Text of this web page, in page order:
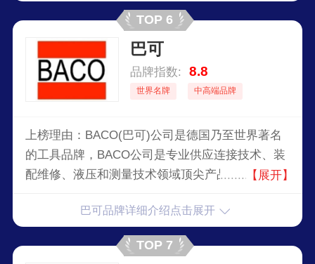
品和自行车，也为集团旗下公司所生。并以其丰富
的种类而深受大家喜爱。
TOP 6
巴可
品牌指数: 8.8
世界名牌 中高端品牌
上榜理由：BACO(巴可)公司是德国乃至世界著名
的工具品牌，BACO公司是专业供应连接技术、装
配维修、液压和测量技术领域顶尖产品的供应商，
40000余种世界一流的产品。
【展开】
巴可品牌详细介绍点击展开
TOP 7